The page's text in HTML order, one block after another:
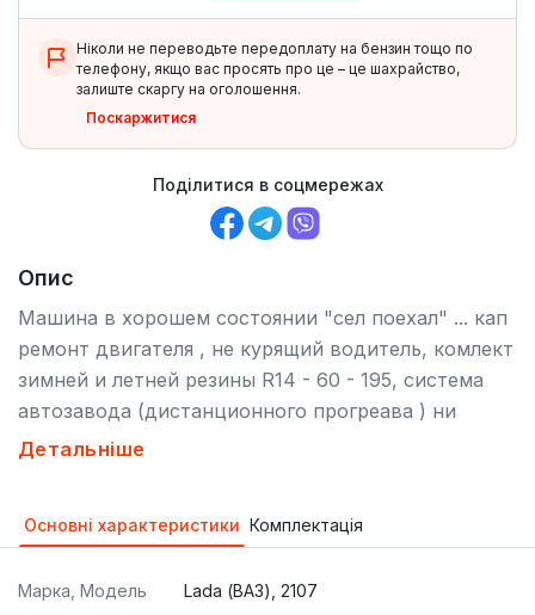
Ніколи не переводьте передоплату на бензин тощо по
телефону, якщо вас просять про це – це шахрайство,
залиште скаргу на оголошення.
Поскаржитися
Поділитися в соцмережах
Опис
Машина в хорошем состоянии "сел поехал" ... кап
ремонт двигателя , не курящий водитель, комлект
зимней и летней резины R14 - 60 - 195, система
автозавода (дистанционного прогреава ) ни
одного ключа: багажник и двери всё с пульта ...
ЖАРА, в трусах ездить можно). Машина делалась
перегон в центральные и восточные регионы
Детальніше
Основні характеристики Комплектація
Марка, Модель Lada (ВАЗ), 2107